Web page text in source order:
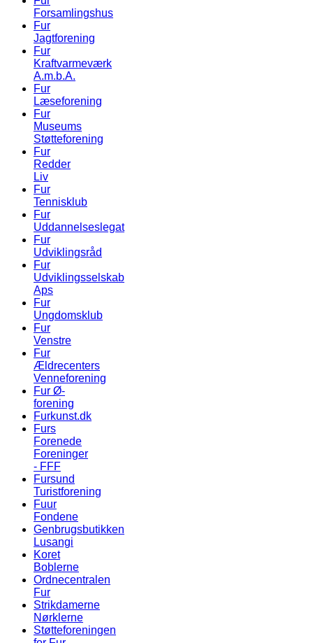
Forsamlingshus
Fur
Jagtforening
Fur
Kraftvarmeværk
A.m.b.A.
Fur
Læseforening
Fur
Museums
Støtteforening
Fur
Redder
Liv
Fur
Tennisklub
Fur
Uddannelseslegat
Fur
Udviklingsråd
Fur
Udviklingsselskab
Aps
Fur
Ungdomsklub
Fur
Venstre
Fur
Ældrecenters
Venneforening
Fur Ø-
forening
Furkunst.dk
Furs
Forenede
Foreninger
- FFF
Fursund
Turistforening
Fuur
Fondene
Genbrugsbutikken
Lusangi
Koret
Boblerne
Ordnecentralen
Fur
Strikdamerne
Nørklerne
Støtteforeningen